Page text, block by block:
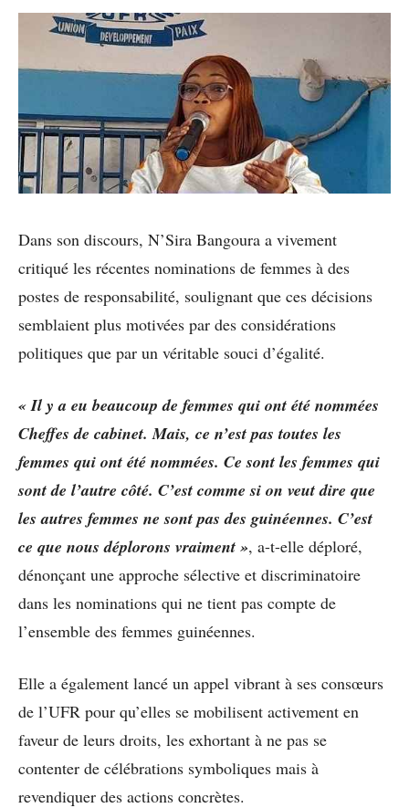
Dans son discours, N’Sira Bangoura a vivement
critiqué les récentes nominations de femmes à des
postes de responsabilité, soulignant que ces décisions
semblaient plus motivées par des considérations
politiques que par un véritable souci d’égalité.
« Il y a eu beaucoup de femmes qui ont été nommées
Cheffes de cabinet. Mais, ce n’est pas toutes les
femmes qui ont été nommées. Ce sont les femmes qui
sont de l’autre côté. C’est comme si on veut dire que
les autres femmes ne sont pas des guinéennes. C’est
ce que nous déplorons vraiment », a-t-elle déploré,
dénonçant une approche sélective et discriminatoire
dans les nominations qui ne tient pas compte de
l’ensemble des femmes guinéennes.
Elle a également lancé un appel vibrant à ses consœurs
de l’UFR pour qu’elles se mobilisent activement en
faveur de leurs droits, les exhortant à ne pas se
contenter de célébrations symboliques mais à
revendiquer des actions concrètes.